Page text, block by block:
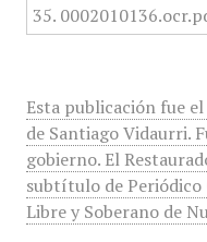
Esta publicación fue
de Santiago Vidaurri.
gobierno. El
subtítulo de Periódico
Libre y Soberano de